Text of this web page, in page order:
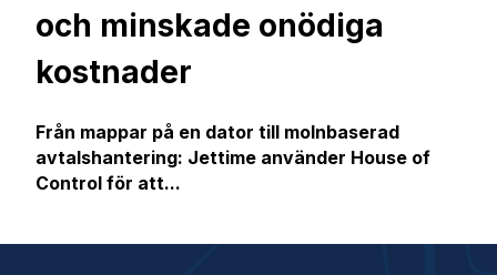
och minskade onödiga
kostnader
Från mappar på en dator till molnbaserad
avtalshantering: Jettime använder House of
Control för att...